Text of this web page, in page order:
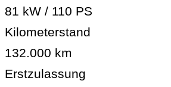
81 kW / 110 PS
Kilometerstand
132.000 km
Erstzulassung